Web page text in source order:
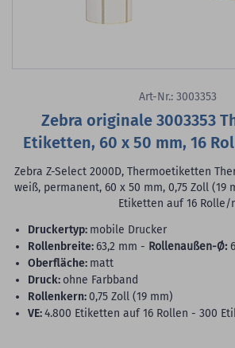
Art-Nr.: 3003353
Zebra originale 3003353
Etiketten, 60 x 50 mm, 16
Zebra Z-Select 2000D, Thermoetiketten
weiß, permanent, 60 x 50 mm, 0,75 Zoll (19
Etiketten auf 16 Rolle/
Druckertyp: mobile Drucker
Rollenbreite:63,2 mm - Rollenaußen-Ø:
Oberfläche: matt
Druck: ohne Farbband
Rollenkern:0,75 Zoll (19 mm)
VE:4.800 Etiketten auf 16 Rollen - 300